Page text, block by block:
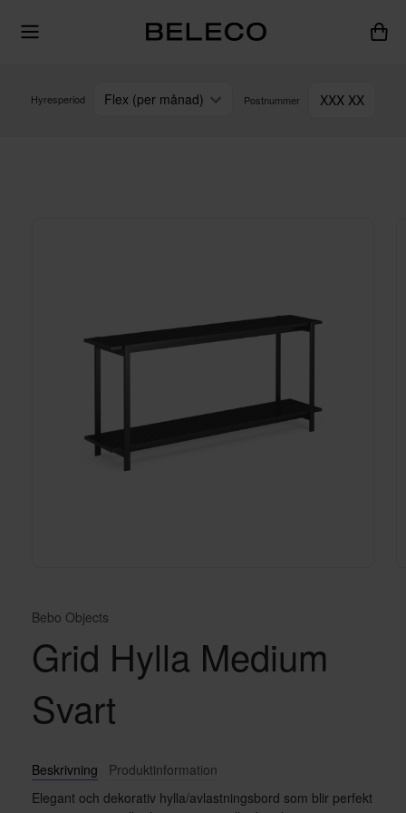
Hyresperiod Flex (per månad) Postnummer XXX XX
Bebo Objects
Grid Hylla Medium
Svart
Beskrivning
Produktinformation
Elegant och dekorativ hylla/avlastningsbord som blir perfekt